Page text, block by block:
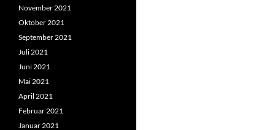
November 2021
Oktober 2021
September 2021
Juli 2021
Juni 2021
Mai 2021
April 2021
Februar 2021
Januar 2021